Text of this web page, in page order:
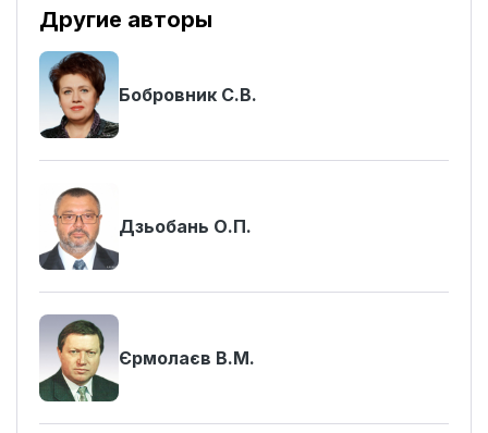
Другие авторы
Бобровник С.В.
Дзьобань О.П.
Єрмолаєв В.М.